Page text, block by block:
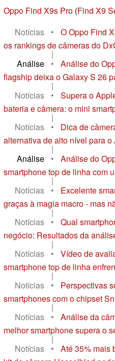
Oppo Find X9s Pro (Find X9
Notícias
•
O Oppo Find
os rankings de câmeras do
|
Análise
•
Análise do
flagship deixa o Galaxy S 26
|
Notícias
•
Supera o
bateria e câmera: o mini
|
Notícias
•
Dica de
alternativa de alto nível para o
|
Análise
•
Análise do
smartphone top de linha com
|
Notícias
•
Excelente
graças à magia macro - mas
|
Notícias
•
Qual
negócio: Resultados da
|
Notícias
•
Vídeo de
smartphone top de linha
|
Notícias
•
Perspectivas
smartphones com o chipset
|
Notícias
•
Análise da
melhor smartphone supera o
|
Notícias
•
Até 35% mais